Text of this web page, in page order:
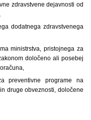
zdravstvene dejavnosti od
dodatnega zdravstvenega
ministrstva, pristojnega za
določeno ali posebej
preventivne programe na
druge obveznosti, določene